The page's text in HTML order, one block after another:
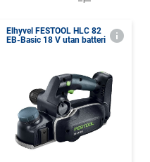
Elhyvel FESTOOL HLC 82
EB-Basic 18 V utan batteri